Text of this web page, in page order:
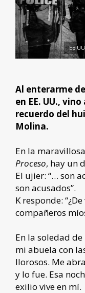
Al enterarme
en EE. UU.,
recuerdo del
Molina.
En la
Proceso, hay un
El ujier: “… son
son acusados”.
K responde:
compañeros
En la soledad
mi abuela con
llorosos. Me
y lo fue. Esa
exilio vive en mí.